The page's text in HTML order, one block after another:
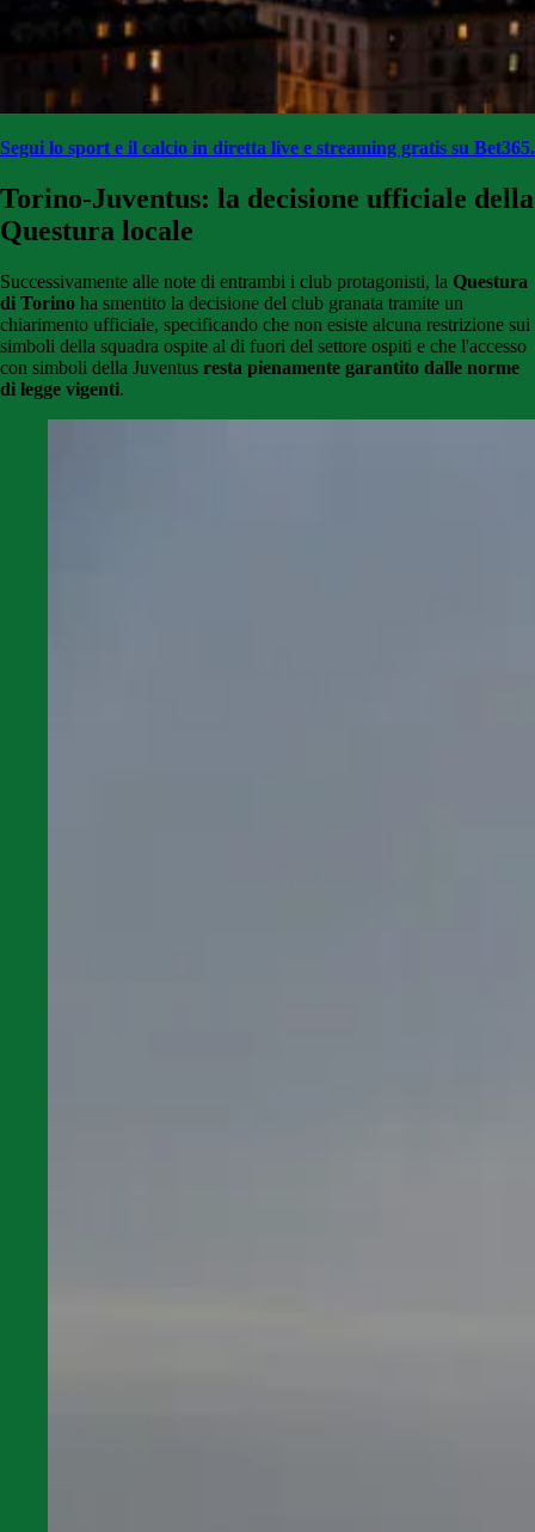
Segui lo sport e il calcio in diretta live e streaming gratis su Bet365.
Torino-Juventus: la decisione ufficiale della
Questura locale
Successivamente alle note di entrambi i club protagonisti, la Questura
di Torino ha smentito la decisione del club granata tramite un
chiarimento ufficiale, specificando che non esiste alcuna restrizione sui
simboli della squadra ospite al di fuori del settore ospiti e che l'accesso
con simboli della Juventus resta pienamente garantito dalle norme
di legge vigenti.